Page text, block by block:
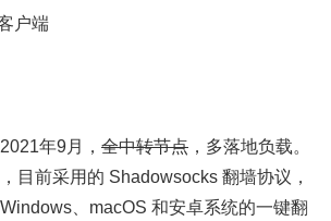
户端
年9月， 全中转节点 ，多落地负载。
目前采用的 Shadowsocks 翻墙协议，
、macOS 和安卓系统的一键翻